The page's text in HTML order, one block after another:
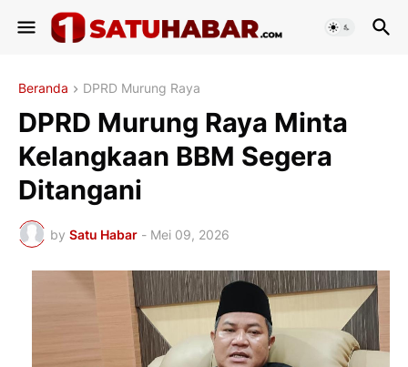
Beranda DPRD Murung Raya
DPRD Murung Raya Minta
Kelangkaan BBM Segera
Ditangani
by Satu Habar - Mei 09, 2026